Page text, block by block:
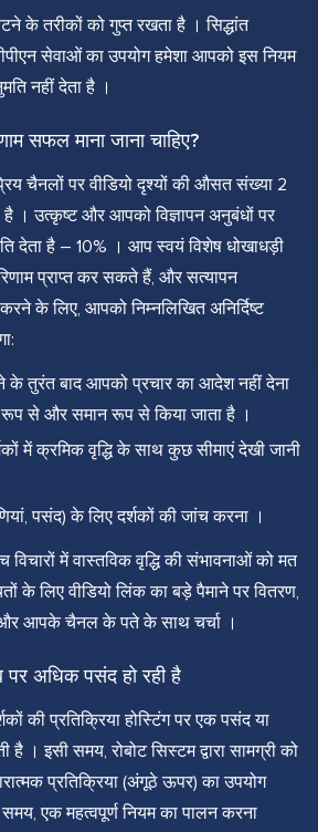
के तरीकों को गुप्त रखता है । सिद्धांत
सेवाओं का उपयोग हमेशा आपको इस नियम
नहीं देता है ।
सफल माना जाना चाहिए?
चैनलों पर वीडियो दृश्यों की औसत संख्या 2
। उत्कृष्ट और आपको विज्ञापन अनुबंधों पर
देता है – 10% । आप स्वयं विशेष धोखाधड़ी
प्राप्त कर सकते हैं, और सत्यापन
के लिए, आपको निम्नलिखित अनिर्दिष्ट
के तुरंत बाद आपको प्रचार का आदेश नहीं देना
से और समान रूप से किया जाता है ।
में क्रमिक वृद्धि के साथ कुछ सीमाएं देखी जानी
पसंद) के लिए दर्शकों की जांच करना ।
विचारों में वास्तविक वृद्धि की संभावनाओं को मत
के लिए वीडियो लिंक का बड़े पैमाने पर वितरण,
और आपके चैनल के पते के साथ चर्चा ।
पर अधिक पसंद हो रही है
की प्रतिक्रिया होस्टिंग पर एक पसंद या
है । इसी समय, रोबोट सिस्टम द्वारा सामग्री को
प्रतिक्रिया (अंगूठे ऊपर) का उपयोग
एक महत्वपूर्ण नियम का पालन करना